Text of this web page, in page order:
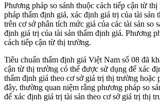
Phương pháp so sánh thuộc cách tiếp cận từ
pháp thẩm định giá, xác định giá trị của tài sản
trên cơ sở phân tích mức giá của các tài sản so
định giá trị của tài sản thẩm định giá. Phương
cách tiếp cận từ thị trường.
Tiêu chuẩn thẩm định giá Việt Nam số 08 đã
cận từ thị trường có thể được sử dụng để xác
thẩm định giá theo cơ sở giá trị thị trường hoặc
đây, thường quan niệm rằng phương pháp so
để xác định giá trị tài sản theo cơ sở giá trị thị